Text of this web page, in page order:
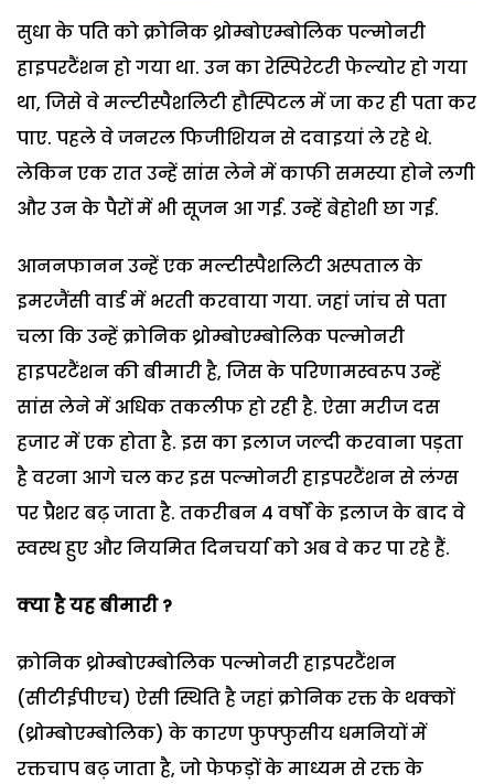
सुधा के पति को क्रोनिक थ्रोम्बोएम्बोलिक पल्मोनरी
हाइपरटैंशन हो गया था. उन का रेस्पिरेटरी फेल्योर हो गया
था, जिसे वे मल्टीस्पैशलिटी हौस्पिटल में जा कर ही पता कर
पाए. पहले वे जनरल फिजीशियन से दवाइयां ले रहे थे.
लेकिन एक रात उन्हें सांस लेने में काफी समस्या होने लगी
और उन के पैरों में भी सूजन आ गई. उन्हें बेहोशी छा गई.
आननफानन उन्हें एक मल्टीस्पैशलिटी अस्पताल के
इमरजैंसी वार्ड में भरती करवाया गया. जहां जांच से पता
चला कि उन्हें क्रोनिक थ्रोम्बोएम्बोलिक पल्मोनरी
हाइपरटैंशन की बीमारी है, जिस के परिणामस्वरूप उन्हें
सांस लेने में अधिक तकलीफ हो रही है. ऐसा मरीज दस
हजार में एक होता है. इस का इलाज जल्दी करवाना पड़ता
है वरना आगे चल कर इस पल्मोनरी हाइपरटैंशन से लंग्स
पर प्रैशर बढ़ जाता है. तकरीबन 4 वर्षों के इलाज के बाद वे
स्वस्थ हुए और नियमित दिनचर्या को अब वे कर पा रहे हैं.
क्या है यह बीमारी ?
क्रोनिक थ्रोम्बोएम्बोलिक पल्मोनरी हाइपरटैंशन
(सीटीईपीएच) ऐसी स्थिति है जहां क्रोनिक रक्त के थक्कों
(थ्रोम्बोएम्बोलिक) के कारण फुफ्फुसीय धमनियों में
रक्तचाप बढ़ जाता है, जो फेफड़ों के माध्यम से रक्त के